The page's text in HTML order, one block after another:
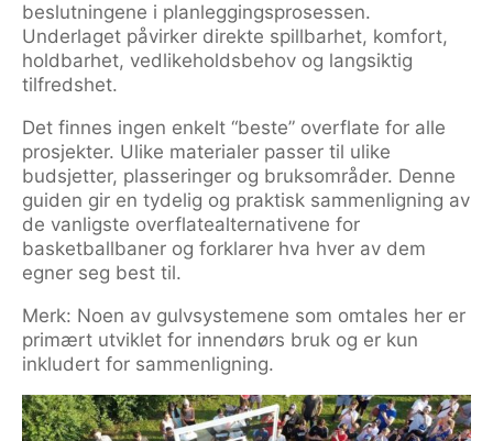
beslutningene i planleggingsprosessen.
Underlaget påvirker direkte spillbarhet, komfort,
holdbarhet, vedlikeholdsbehov og langsiktig
tilfredshet.
Det finnes ingen enkelt “beste” overflate for alle
prosjekter. Ulike materialer passer til ulike
budsjetter, plasseringer og bruksområder. Denne
guiden gir en tydelig og praktisk sammenligning av
de vanligste overflatealternativene for
basketballbaner og forklarer hva hver av dem
egner seg best til.
Merk: Noen av gulvsystemene som omtales her er
primært utviklet for innendørs bruk og er kun
inkludert for sammenligning.